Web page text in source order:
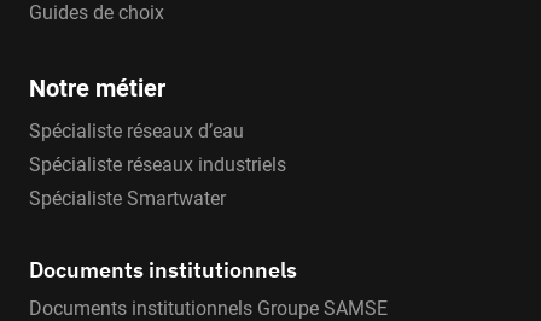
Guides de choix
Notre métier
Spécialiste réseaux d’eau
Spécialiste réseaux industriels
Spécialiste Smartwater
Documents institutionnels
Documents institutionnels Groupe SAMSE